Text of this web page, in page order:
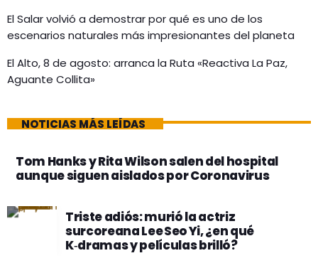
El Salar volvió a demostrar por qué es uno de los
escenarios naturales más impresionantes del planeta
El Alto, 8 de agosto: arranca la Ruta «Reactiva La Paz,
Aguante Collita»
NOTICIAS MÁS LEÍDAS
Tom Hanks y Rita Wilson salen del hospital
aunque siguen aislados por Coronavirus
Triste adiós: murió la actriz
surcoreana Lee Seo Yi, ¿en qué
K‑dramas y películas brilló?